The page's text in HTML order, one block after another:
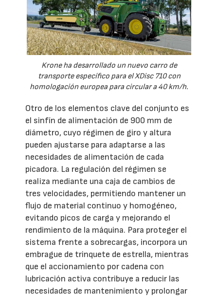
Krone ha desarrollado un nuevo carro de
transporte específico para el XDisc 710 con
homologación europea para circular a 40 km/h.
Otro de los elementos clave del conjunto es
el sinfín de alimentación de 900 mm de
diámetro, cuyo régimen de giro y altura
pueden ajustarse para adaptarse a las
necesidades de alimentación de cada
picadora. La regulación del régimen se
realiza mediante una caja de cambios de
tres velocidades, permitiendo mantener un
flujo de material continuo y homogéneo,
evitando picos de carga y mejorando el
rendimiento de la máquina. Para proteger el
sistema frente a sobrecargas, incorpora un
embrague de trinquete de estrella, mientras
que el accionamiento por cadena con
lubricación activa contribuye a reducir las
necesidades de mantenimiento y prolongar